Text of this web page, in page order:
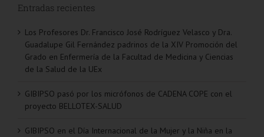
Entradas recientes
Los Profesores Dr. Francisco José Rodríguez Velasco y Dra.
Guadalupe Gil Fernández padrinos de la XIV Promoción del
Grado en Enfermería de la Facultad de Medicina y Ciencias
de la Salud de la UEx
GIBIPSO pasó por los micrófonos de CADENA COPE con el
proyecto BELLOTEX-SALUD
GIBIPSO en el Día Internacional de la Mujer y la Niña en la